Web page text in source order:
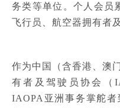
务类等单位。个人会员
飞行员、航空器拥有者
作为中国（含香港、澳
有者及驾驶员协会（
IAOPA亚洲事务掌舵者